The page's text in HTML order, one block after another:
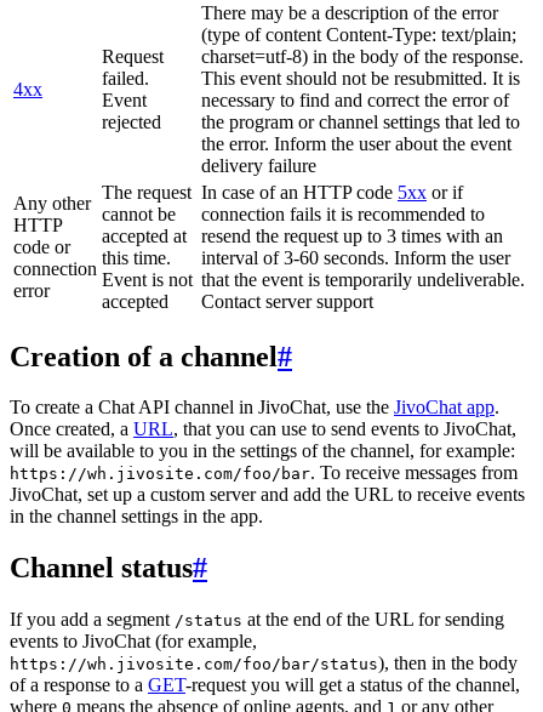
4xx
Request
failed.
Event
rejected
There may be a description of the error
(type of content Content-Type: text/plain;
charset=utf-8) in the body of the response.
This event should not be resubmitted. It is
necessary to find and correct the error of
the program or channel settings that led to
the error. Inform the user about the event
delivery failure
Any other
HTTP
code or
connection
error
The request
cannot be
accepted at
this time.
Event is not
accepted
In case of an HTTP code 5xx or if
connection fails it is recommended to
resend the request up to 3 times with an
interval of 3-60 seconds. Inform the user
that the event is temporarily undeliverable.
Contact server support
Creation of a channel#
To create a Chat API channel in JivoChat, use the JivoChat app.
Once created, a URL, that you can use to send events to JivoChat,
will be available to you in the settings of the channel, for example:
https://wh.jivosite.com/foo/bar. To receive messages from
JivoChat, set up a custom server and add the URL to receive events
in the channel settings in the app.
Channel status#
If you add a segment /status at the end of the URL for sending
events to JivoChat (for example,
https://wh.jivosite.com/foo/bar/status), then in the body
of a response to a GET-request you will get a status of the channel,
where 0 means the absence of online agents, and 1 or any other